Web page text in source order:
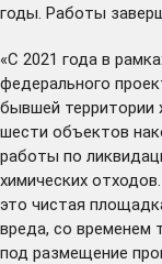
годы. Работы
«С 2021 года в
федерального
бывшей территории
шести объектов
работы по
химических
это чистая
вреда, со временем
под размещение